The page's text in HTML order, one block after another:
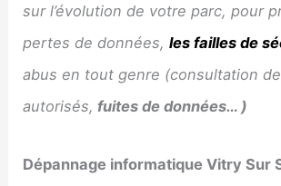
sur l’évolution de votre parc, pour
pertes de données,les failles de
abus en tout genre (consultation
autorisés, fuites de données… )
Dépannage informatique Vitry Sur